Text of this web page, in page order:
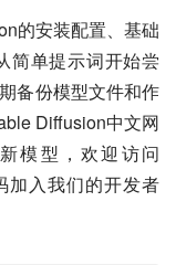
的安装配置、基础
简单提示词开始尝
备份模型文件和作
Diffusion中文网
模型，欢迎访问
加入我们的开发者